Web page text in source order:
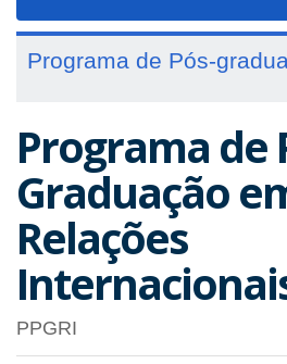
Programa de Pós-
Programa de
Graduação
Relações
PPGRI